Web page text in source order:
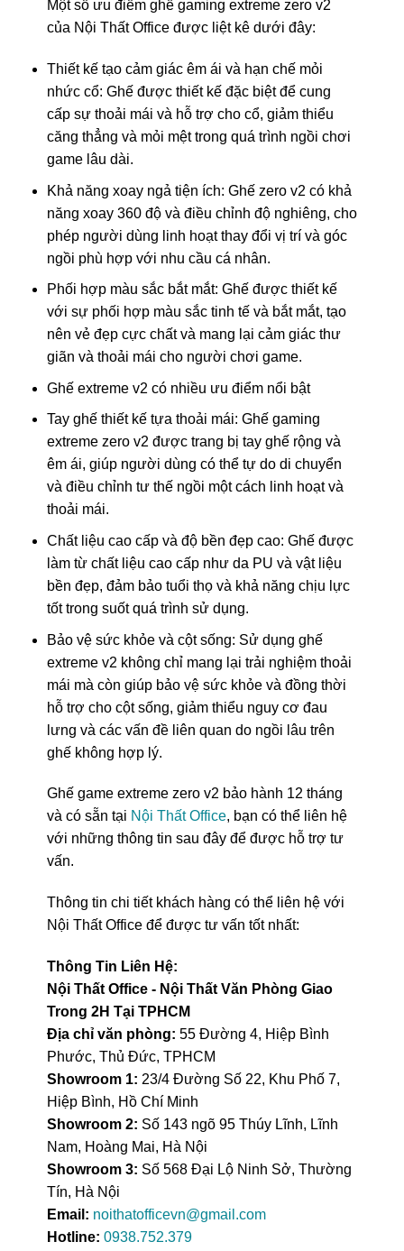
Một số ưu điểm ghế gaming extreme zero v2
của Nội Thất Office được liệt kê dưới đây:
Thiết kế tạo cảm giác êm ái và hạn chế mỏi
nhức cổ: Ghế được thiết kế đặc biệt để cung
cấp sự thoải mái và hỗ trợ cho cổ, giảm thiểu
căng thẳng và mỏi mệt trong quá trình ngồi chơi
game lâu dài.
Khả năng xoay ngả tiện ích: Ghế zero v2 có khả
năng xoay 360 độ và điều chỉnh độ nghiêng, cho
phép người dùng linh hoạt thay đổi vị trí và góc
ngồi phù hợp với nhu cầu cá nhân.
Phối hợp màu sắc bắt mắt: Ghế được thiết kế
với sự phối hợp màu sắc tinh tế và bắt mắt, tạo
nên vẻ đẹp cực chất và mang lại cảm giác thư
giãn và thoải mái cho người chơi game.
Ghế extreme v2 có nhiều ưu điểm nổi bật
Tay ghế thiết kế tựa thoải mái: Ghế gaming
extreme zero v2 được trang bị tay ghế rộng và
êm ái, giúp người dùng có thể tự do di chuyển
và điều chỉnh tư thế ngồi một cách linh hoạt và
thoải mái.
Chất liệu cao cấp và độ bền đẹp cao: Ghế được
làm từ chất liệu cao cấp như da PU và vật liệu
bền đẹp, đảm bảo tuổi thọ và khả năng chịu lực
tốt trong suốt quá trình sử dụng.
Bảo vệ sức khỏe và cột sống: Sử dụng ghế
extreme v2 không chỉ mang lại trải nghiệm thoải
mái mà còn giúp bảo vệ sức khỏe và đồng thời
hỗ trợ cho cột sống, giảm thiểu nguy cơ đau
lưng và các vấn đề liên quan do ngồi lâu trên
ghế không hợp lý.
Ghế game extreme zero v2 bảo hành 12 tháng
và có sẵn tại Nội Thất Office, bạn có thể liên hệ
với những thông tin sau đây để được hỗ trợ tư
vấn.
Thông tin chi tiết khách hàng có thể liên hệ với
Nội Thất Office để được tư vấn tốt nhất:
Thông Tin Liên Hệ:
Nội Thất Office - Nội Thất Văn Phòng Giao
Trong 2H Tại TPHCM
Địa chỉ văn phòng: 55 Đường 4, Hiệp Bình
Phước, Thủ Đức, TPHCM
Showroom 1: 23/4 Đường Số 22, Khu Phố 7,
Hiệp Bình, Hồ Chí Minh
Showroom 2: Số 143 ngõ 95 Thúy Lĩnh, Lĩnh
Nam, Hoàng Mai, Hà Nội
Showroom 3: Số 568 Đại Lộ Ninh Sở, Thường
Tín, Hà Nội
Email: noithatofficevn@gmail.com
Hotline: 0938.752.379